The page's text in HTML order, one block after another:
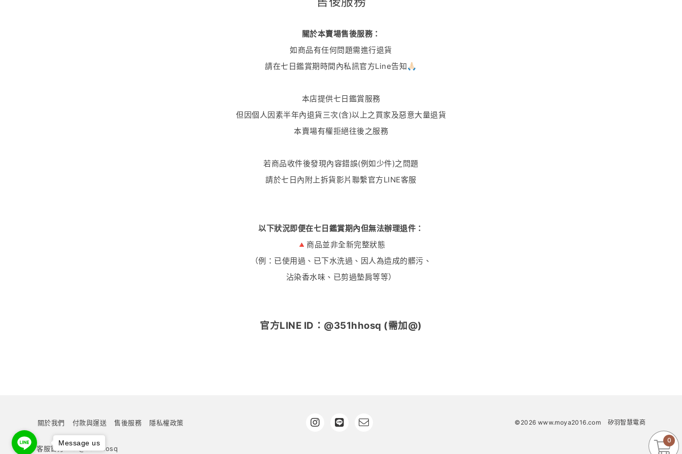
關於本賣場售後服務：
如商品有任何問題需進行退貨
請在七日鑑賞期時間內私訊官方Line告知🙏🏻
本店提供七日鑑賞服務
但因個人因素半年內退貨三次(含)以上之買家及惡意大量退貨
本賣場有權拒絕往後之服務
若商品收件後發現內容錯誤(例如少件)之問題
請於七日內附上拆貨影片聯繫官方LINE客服
以下狀況即便在七日鑑賞期內但無法辦理退件：
🔺商品並非全新完整狀態
（例：已使用過、已下水洗過、因人為造成的髒污、
沾染香水味、已剪過墊肩等等）
官方LINE ID：@351hhosq (需加@)
關於我們 付款與運送 售後服務 隱私權政策
客服官方line:@351hhosq
©2026 www.moya2016.com 矽羽智慧電商
0
Message us